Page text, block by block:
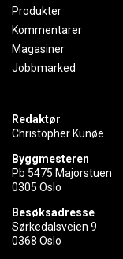
Produkter
Kommentarer
Magasiner
Jobbmarked
Redaktør
Christopher Kunøe
Byggmesteren
Pb 5475 Majorstuen
0305 Oslo
Besøksadresse
Sørkedalsveien 9
0368 Oslo